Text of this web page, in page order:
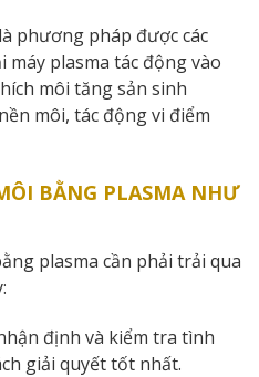
phương pháp được các
máy plasma tác động vào
môi tăng sản sinh
môi, tác động vi điểm
BẰNG PLASMA NHƯ
plasma cần phải trải qua
định và kiểm tra tình
giải quyết tốt nhất.